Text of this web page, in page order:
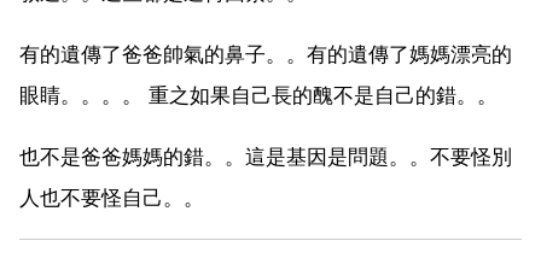
有的遺傳了爸爸帥氣的鼻子。。有的遺傳了媽媽漂亮的
眼睛。。。。 重之如果自己長的醜不是自己的錯。。
也不是爸爸媽媽的錯。。這是基因是問題。。不要怪別
人也不要怪自己。。